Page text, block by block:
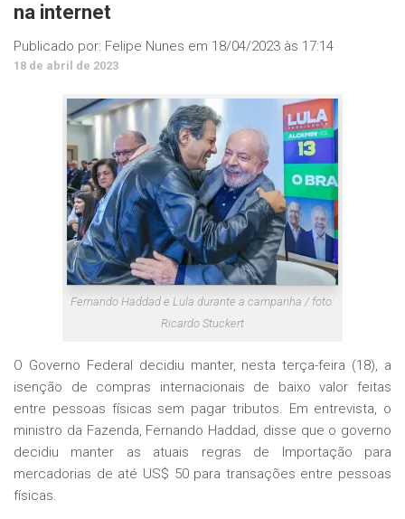
na internet
Publicado por: Felipe Nunes em 18/04/2023 às 17:14
18 de abril de 2023
Fernando Haddad e Lula durante a campanha / foto:
Ricardo Stuckert
O Governo Federal decidiu manter, nesta terça-feira (18), a
isenção de compras internacionais de baixo valor feitas
entre pessoas físicas sem pagar tributos. Em entrevista, o
ministro da Fazenda, Fernando Haddad, disse que o governo
decidiu manter as atuais regras de Importação para
mercadorias de até US$ 50 para transações entre pessoas
físicas.